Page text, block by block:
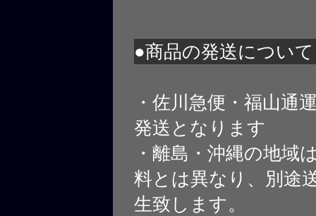
●商品の発送について
・佐川急便・福山通
発送となります
・離島・沖縄の地域
料とは異なり、別途
生致します。